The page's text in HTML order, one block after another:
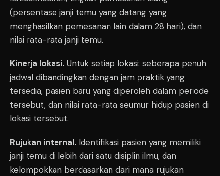
(persentase janji temu yang datang yang
menghasilkan pemesanan lain dalam 28 hari), dan
nilai rata-rata janji temu.
Kinerja lokasi. Untuk setiap lokasi: seberapa penuh
jadwal dibandingkan dengan jam praktik yang
tersedia, pasien baru yang diperoleh dalam periode
tersebut, dan nilai rata-rata seumur hidup pasien di
lokasi tersebut.
Rujukan internal. Identifikasi pasien yang memiliki
janji temu di lebih dari satu disiplin ilmu, dan
kelompokkan berdasarkan dari mana rujukan